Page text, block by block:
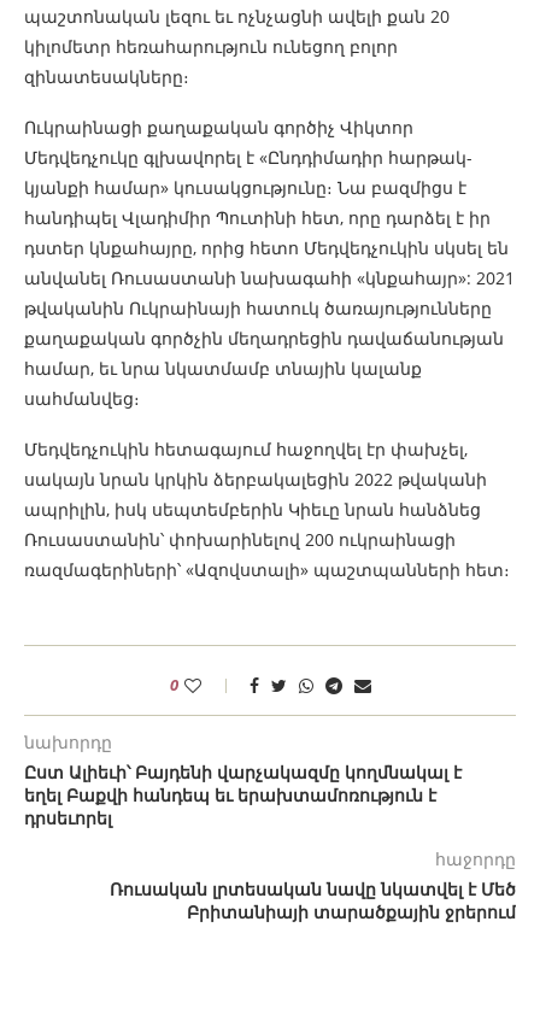
պաշտոնական լեզու եւ ոչնչացնի ավելի քան 20
կիլոմետր հեռահարություն ունեցող բոլոր
զինատեսակները։
Ուկրաինացի քաղաքական գործիչ Վիկտոր
Մեդվեդչուկը գլխավորել է «Ընդդիմադիր հարթակ-
կյանքի համար» կուսակցությունը։ Նա բազմիցս է
հանդիպել Վլադիմիր Պուտինի հետ, որը դարձել է իր
դստեր կնքահայրը, որից հետո Մեդվեդչուկին սկսել են
անվանել Ռուսաստանի նախագահի «կնքահայր»: 2021
թվականին Ուկրաինայի հատուկ ծառայությունները
քաղաքական գործչին մեղադրեցին դավաճանության
համար, եւ նրա նկատմամբ տնային կալանք
սահմանվեց։
Մեդվեդչուկին հետագայում հաջողվել էր փախչել,
սակայն նրան կրկին ձերբակալեցին 2022 թվականի
ապրիլին, իսկ սեպտեմբերին Կիեւը նրան հանձնեց
Ռուսաստանին՝ փոխարինելով 200 ուկրաինացի
ռազմագերիների՝ «Ազովստալի» պաշտպանների հետ։
0
նախորդը
Ըստ Ալիեւի՝ Բայդենի վարչակազմը կողմնակալ է
եղել Բաքվի հանդեպ եւ երախտամոռություն է
դրսեւորել
հաջորդը
Ռուսական լրտեսական նավը նկատվել է Մեծ
Բրիտանիայի տարածքային ջրերում